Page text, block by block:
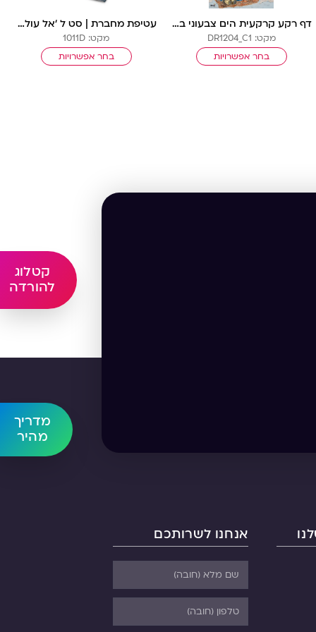
קטלוג
להורדה
מדריך
מהיר
דף רקע קרקעית הים צבעוני בלי שורות
מקט: DR1204_C1
בחר אפשרויות
עטיפת מחברת | סט ל ‘אל עול מצוות’
מקט: 1011D
בחר אפשרויות
אנחנו לשרותכם